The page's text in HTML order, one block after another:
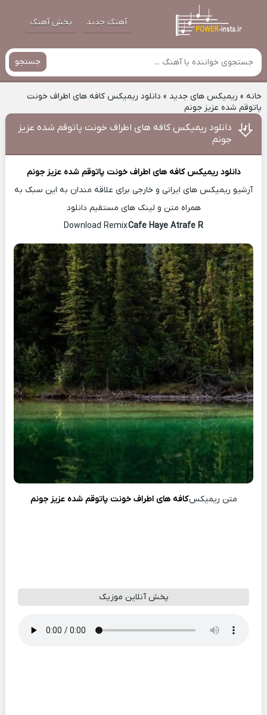
آهنگ جدید پخش آهنگ
جستجو
خانه» ریمیکس های جدید » دانلود ریمیکس کافه های اطراف خونت
پاتوقم شده عزیز جونم
دانلود ریمیکس کافه های اطراف خونت پاتوقم شده عزیز
جونم
دانلود ریمیکسکافه های اطراف خونت پاتوقم شده عزیز جونم
آرشیو ریمیکس های ایرانی و خارجی برای علاقه مندان به این سبک به
همراه متن و لینک های مستقیم دانلود
Download Remix
Cafe Haye Atrafe R
متن ریمیکسکافه های اطراف خونت پاتوقم شده عزیز جونم
پخش آنلاین موزیک